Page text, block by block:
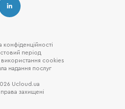
конфіденційності
період
cookies
надання послуг
Ucloud.ua
права захищені